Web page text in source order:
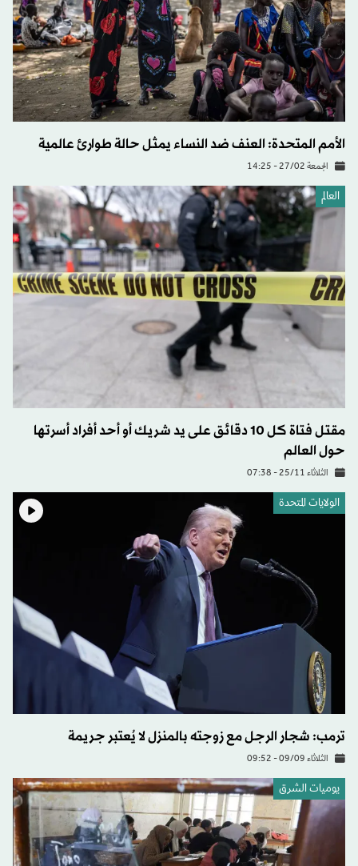
الأمم المتحدة: العنف ضد النساء يمثل حالة طوارئ عالمية
الجمعة 27/02 - 14:25
العالم
مقتل فتاة كل 10 دقائق على يد شريك أو أحد أفراد أسرتها
حول العالم
الثلاثاء 25/11 - 07:38
الولايات المتحدة​
ترمب: شجار الرجل مع زوجته بالمنزل لا يُعتبر جريمة
الثلاثاء 09/09 - 09:52
يوميات الشرق